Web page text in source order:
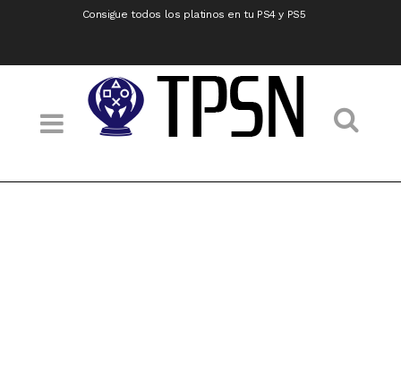
Consigue todos los platinos en tu PS4 y PS5